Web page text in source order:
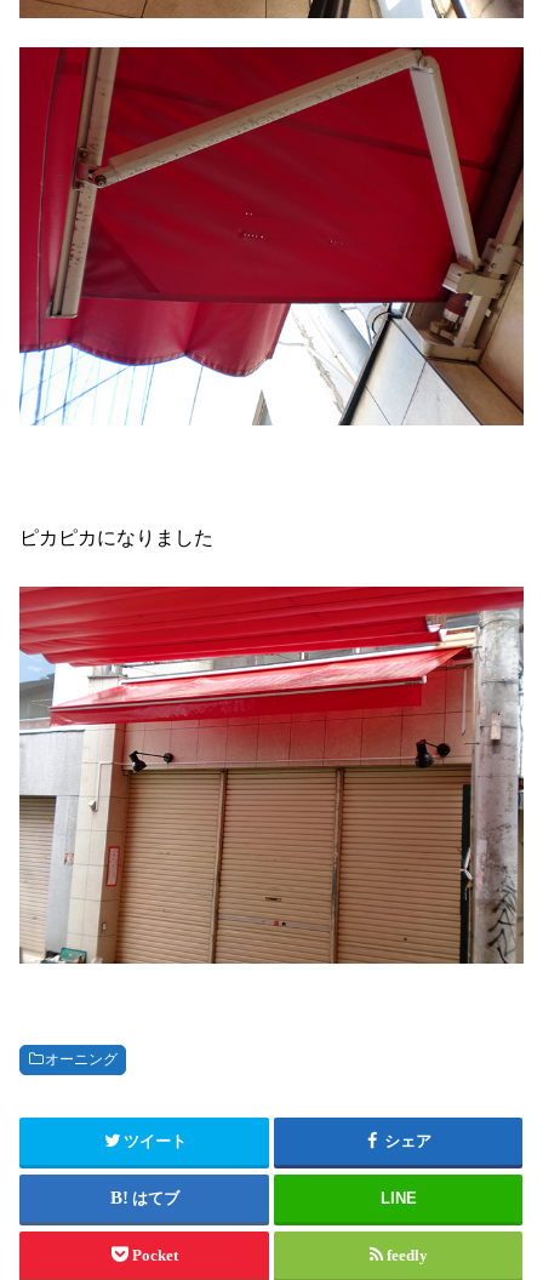
ピカピカになりました
オーニング
ツイート シェア
はてブ LINE
Pocket feedly